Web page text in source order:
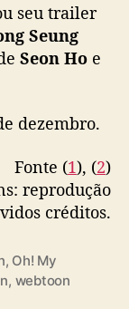
a
t
a
e
r
e
i
FT
episodes
AM GMT+8.
seu trailer
Seung
Seon Ho e
dezembro.
Fonte (1), (2)
reprodução
créditos.
, Oh! My
, webtoon